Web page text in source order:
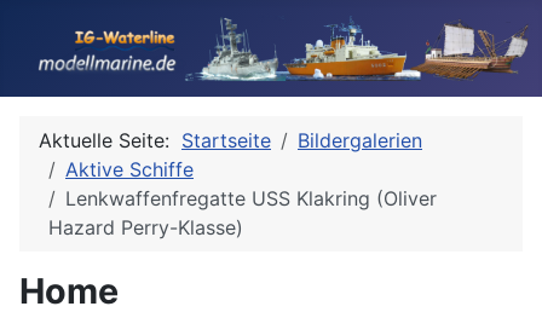
Aktuelle Seite: Startseite
Bildergalerien
Aktive Schiffe
Lenkwaffenfregatte USS Klakring (Oliver
Hazard Perry-Klasse)
Home